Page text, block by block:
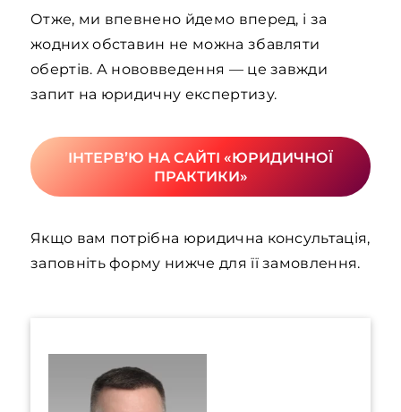
Отже, ми впевнено йдемо вперед, і за
жодних обставин не можна збавляти
обертів. А нововведення — це завжди
запит на юридичну експертизу.
ІНТЕРВʼЮ НА САЙТІ «ЮРИДИЧНОЇ
ПРАКТИКИ»
Якщо вам потрібна юридична консультація,
заповніть форму нижче для її замовлення.